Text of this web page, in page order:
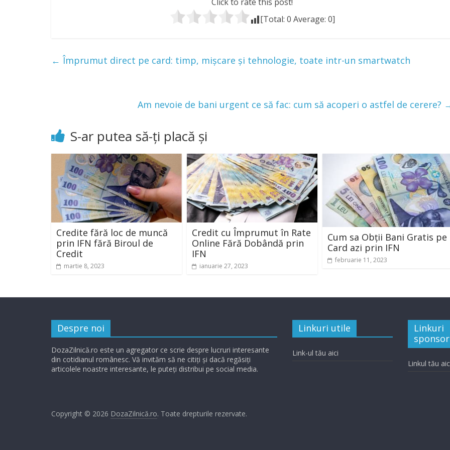
[Total: 0 Average: 0]
← Împrumut direct pe card: timp, mișcare și tehnologie, toate intr-un smartwatch
Am nevoie de bani urgent ce să fac: cum să acoperi o astfel de cerere?
S-ar putea să-ți placă și
Credite fără loc de muncă
prin IFN fără Biroul de
Credit
martie 8, 2023
Credit cu Împrumut în Rate
Online Fără Dobândă prin
IFN
ianuarie 27, 2023
Cum sa Obții Bani Gratis pe
Card azi prin IFN
februarie 11, 2023
Despre noi
DozaZilnică.ro este un agregator ce scrie despre lucruri interesante
din cotidianul românesc. Vă invităm să ne citiți și dacă regăsiți
articolele noastre interesante, le puteți distribui pe social media.
Linkuri utile
Link-ul tău aici
Linkuri
Linkul tău
Copyright © 2026 DozaZilnică.ro. Toate drepturile rezervate.